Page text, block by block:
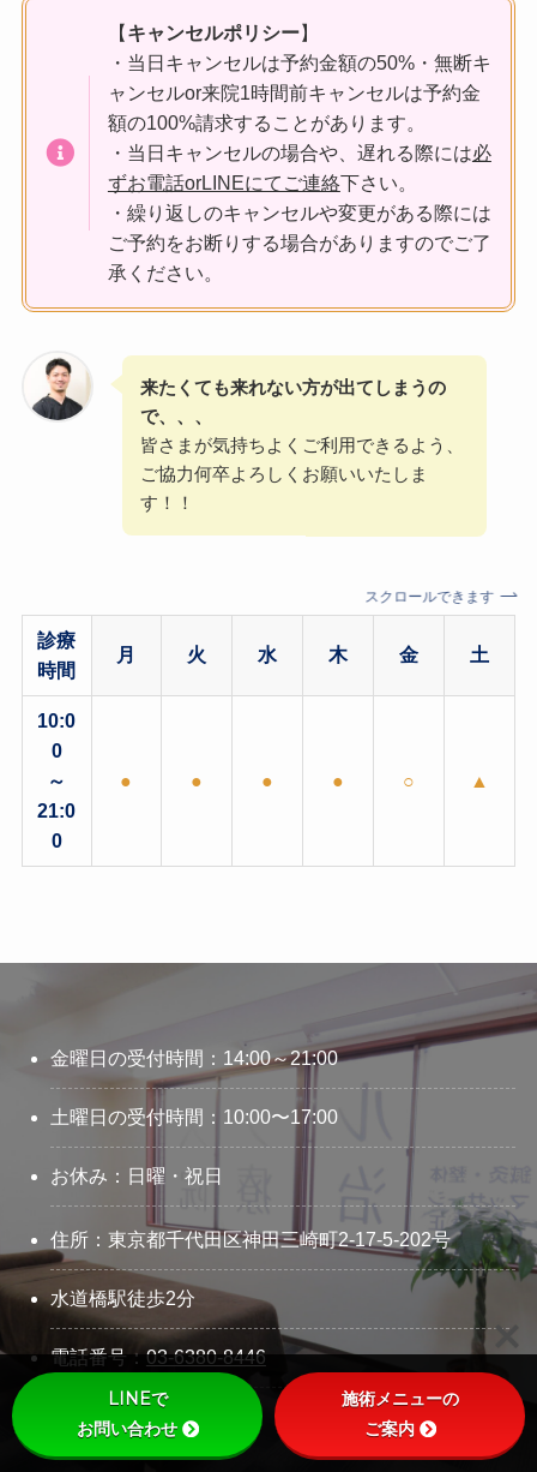
【 キャンセルポリシー】
・当日キャンセルは予約金額の50%・無断キ
ャンセルor来院1時間前キャンセルは予約金
額の100%請求することがあります。
・当日キャンセルの場合や、遅れる際には必
ずお電話orLINEにてご連絡下さい。
・繰り返しのキャンセルや変更がある際には
ご予約をお断りする場合がありますのでご了
承ください。
来たくても来れない方が出てしまうの
で、、、
皆さまが気持ちよくご利用できるよう、
ご協力何卒よろしくお願いいたしま
す！！
スクロールできます
診療
時間
月 火 水 木 金 土
10:0
0
～
21:0
0
● ● ● ● ○ ▲
金曜日の受付時間：14:00～21:00
土曜日の受付時間：10:00〜17:00
お休み：日曜・祝日
住所：東京都千代田区神田三崎町2-17-5-202号
水道橋駅徒歩2分
電話番号： 03-6380-8446
LINEで
お問い合わせ
施術メニューの
ご案内